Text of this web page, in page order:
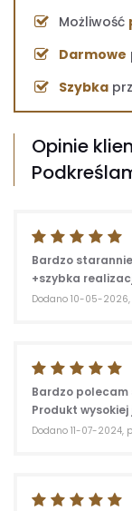
Możliwość
Darmowe
Szybka
Opinie
Bardzo
+szybka
Dodano 10-05-
Bardzo polecam
Produkt wysokiej
Dodano 11-07-2024,